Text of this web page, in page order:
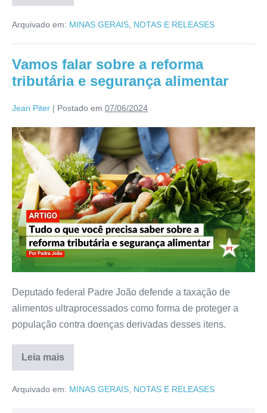
Arquivado em: MINAS GERAIS NOTAS E RELEASES
Vamos falar sobre a reforma
tributária e segurança alimentar
Jean Piter | Postado em 07/06/2024
Deputado federal Padre João defende a taxação de
alimentos ultraprocessados como forma de proteger a
população contra doenças derivadas desses itens.
Leia mais
Arquivado em: MINAS GERAIS NOTAS E RELEASES